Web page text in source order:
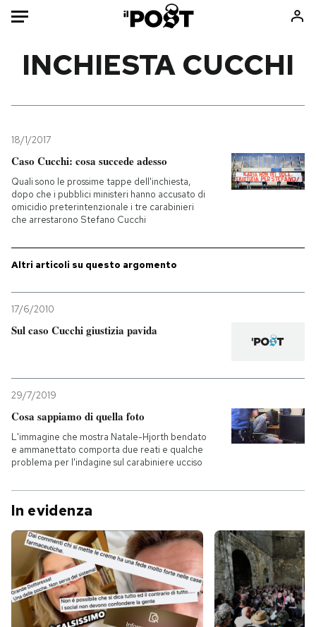
Mondo
Politica
Tecnologia
Internet
Scienza
Economia
Consumismi
Storie/Idee
Ok Boomer!
NEWSLETTER
I MIEI PREFERITI
CALENDARIO
AREA PERSONALE
Entra
INCHIESTA CUCCHI
18/1/2017
Caso Cucchi: cosa succede adesso
Quali sono le prossime tappe dell'inchiesta,
dopo che i pubblici ministeri hanno accusato di
omicidio preterintenzionale i tre carabinieri
che arrestarono Stefano Cucchi
Altri articoli su questo argomento
17/6/2010
Sul caso Cucchi giustizia pavida
29/7/2019
Cosa sappiamo di quella foto
L'immagine che mostra Natale-Hjorth bendato
e ammanettato comporta due reati e qualche
problema per l'indagine sul carabiniere ucciso
In evidenza